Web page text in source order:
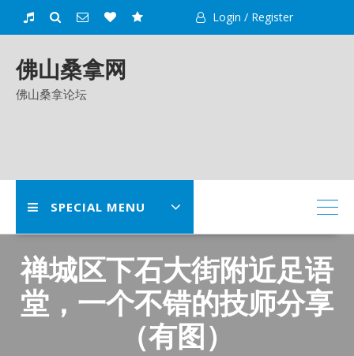
Login / Register
佛山桑拿网
佛山桑拿论坛
SPECIAL MENU
禅城区下石大街附近足语
堂，一个不错的技师分享
（有图）